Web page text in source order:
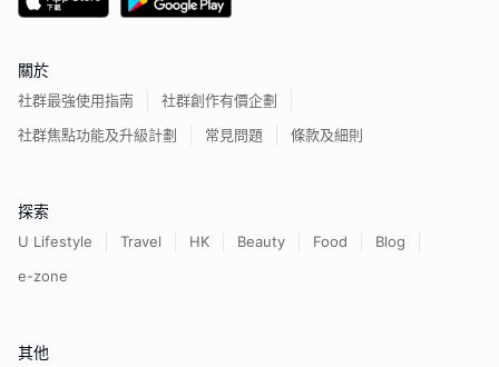
關於
社群最強使用指南
社群創作有價企劃
社群焦點功能及升級計劃
常見問題 條款及細則
探索
U Lifestyle Travel HK Beauty Food
Blog
e-zone
其他